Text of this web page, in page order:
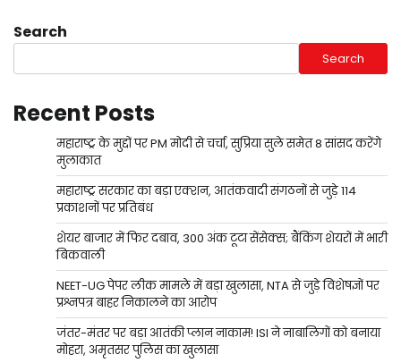
Search
Search
Recent Posts
महाराष्ट्र के मुद्दों पर PM मोदी से चर्चा, सुप्रिया सुले समेत 8 सांसद करेंगे
मुलाकात
महाराष्ट्र सरकार का बड़ा एक्शन, आतंकवादी संगठनों से जुड़े 114
प्रकाशनों पर प्रतिबंध
शेयर बाजार में फिर दबाव, 300 अंक टूटा सेंसेक्स; बैंकिंग शेयरों में भारी
बिकवाली
NEET-UG पेपर लीक मामले में बड़ा खुलासा, NTA से जुड़े विशेषज्ञों पर
प्रश्नपत्र बाहर निकालने का आरोप
जंतर-मंतर पर बड़ा आतंकी प्लान नाकाम! ISI ने नाबालिगों को बनाया
मोहरा, अमृतसर पुलिस का खुलासा